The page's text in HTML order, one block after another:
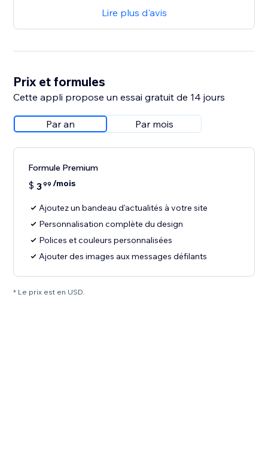
Lire plus d'avis
Prix et formules
Cette appli propose un essai gratuit de 14 jours
Par an Par mois
Formule Premium
$ 399 /mois
Ajoutez un bandeau d'actualités à votre site
Personnalisation complète du design
Polices et couleurs personnalisées
Ajouter des images aux messages défilants
* Le prix est en USD.